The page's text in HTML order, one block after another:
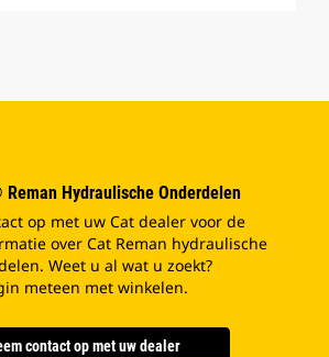
Hydraulische Onderdelen
op met uw Cat dealer voor de
over Cat Reman hydraulische
Weet u al wat u zoekt?
meteen met winkelen.
contact op met uw dealer